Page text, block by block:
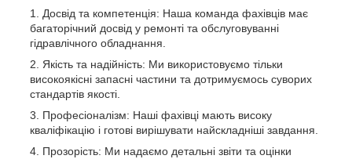
Досвід та компетенція: Наша команда фахівців має
багаторічний досвід у ремонті та обслуговуванні
гідравлічного обладнання.
Якість та надійність: Ми використовуємо тільки
високоякісні запасні частини та дотримуємось суворих
стандартів якості.
Професіоналізм: Наші фахівці мають високу
кваліфікацію і готові вирішувати найскладніші завдання.
Прозорість: Ми надаємо детальні звіти та оцінки